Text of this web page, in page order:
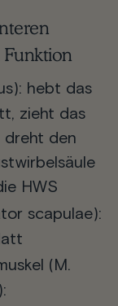
hebt das
zieht das
dreht den
HWS
scapulae):
(M.